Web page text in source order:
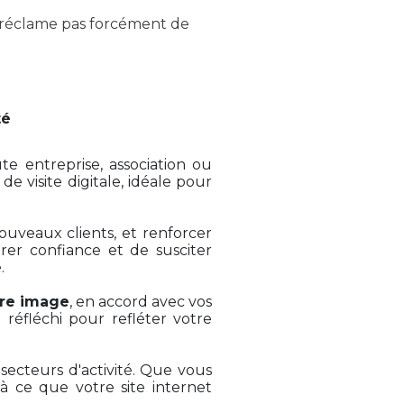
pas forcément de
entreprise, association ou
visite digitale, idéale pour
clients, et renforcer
confiance et de susciter
image, en accord avec vos
réfléchi pour refléter votre
d'activité. Que vous
à ce que votre site internet